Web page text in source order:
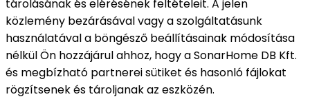
tárolásának és elérésének feltételeit. A jelen
közlemény bezárásával vagy a szolgáltatásunk
használatával a böngésző beállításainak módosítása
nélkül Ön hozzájárul ahhoz, hogy a SonarHome DB Kft.
és megbízható partnerei sütiket és hasonló fájlokat
rögzítsenek és tároljanak az eszközén.